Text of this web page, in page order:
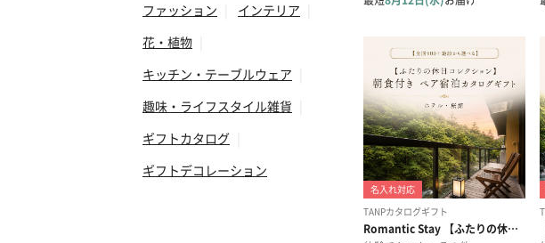
ファッション
インテリア
花・植物
キッチン・テーブルウェア
趣味・ライフスタイル雑貨
ギフトカタログ
ギフトデコレーション